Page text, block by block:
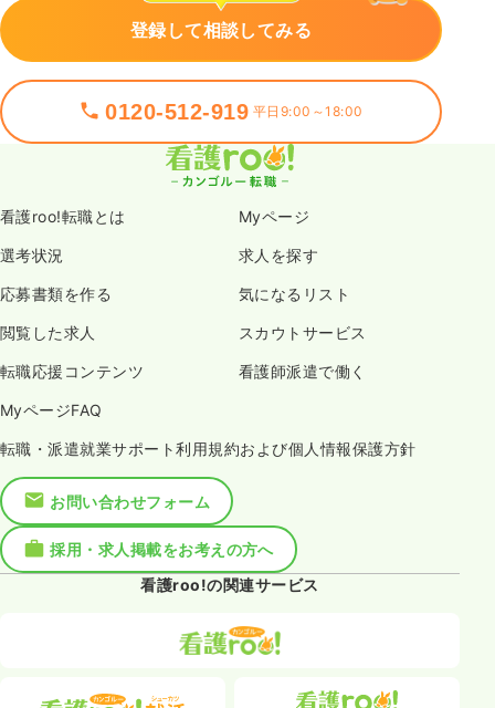
登録して相談してみる
0120-512-919 平日9:00～18:00
看護roo!転職とは Myページ
選考状況 求人を探す
応募書類を作る 気になるリスト
閲覧した求人 スカウトサービス
転職応援コンテンツ 看護師派遣で働く
MyページFAQ
転職・派遣就業サポート利用規約および個人情報保護方針
お問い合わせフォーム
採用・求人掲載をお考えの方へ
看護roo!の関連サービス